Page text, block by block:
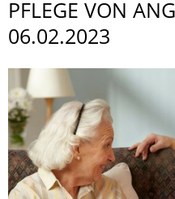
PFLEGE VON
06.02.2023